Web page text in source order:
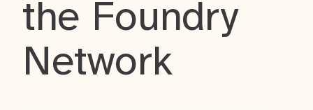
the Foundry
Network